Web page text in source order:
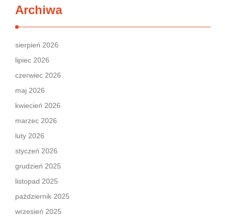
Archiwa
sierpień 2026
lipiec 2026
czerwiec 2026
maj 2026
kwiecień 2026
marzec 2026
luty 2026
styczeń 2026
grudzień 2025
listopad 2025
październik 2025
wrzesień 2025